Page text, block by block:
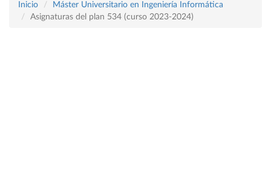
Inicio
Máster Universitario en Ingeniería Informática
Asignaturas del plan 534 (curso 2023-2024)